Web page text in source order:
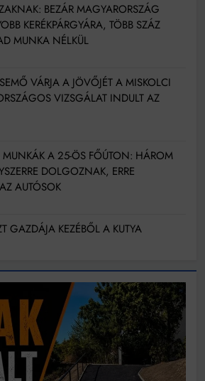
BEZÁR MAGYARORSZÁG
KERÉKPÁRGYÁRA, TÖBB SZÁZ
MUNKA NÉLKÜL
VÁRJA A JÖVŐJÉT A MISKOLCI
VIZSGÁLAT INDULT AZ
MUNKÁK A 25-ÖS FŐÚTON: HÁROM
DOLGOZNAK, ERRE
AUTÓSOK
GAZDÁJA KEZÉBŐL A KUTYA